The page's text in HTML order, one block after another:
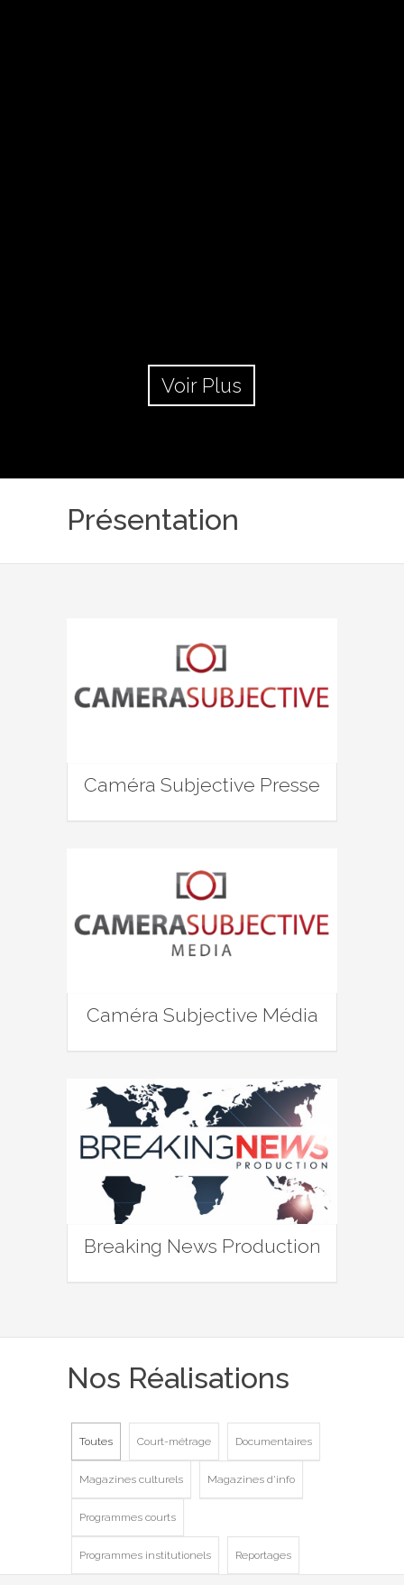
Voir Plus
Présentation
Caméra Subjective Presse
Caméra Subjective Média
Breaking News Production
Nos Réalisations
Toutes Court-métrage Documentaires
Magazines culturels Magazines d'info
Programmes courts
Programmes institutionels Reportages